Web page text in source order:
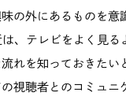
の外にあるものを意
、テレビをよく見る
れを知っておきたい
視聴者とのコミュニ